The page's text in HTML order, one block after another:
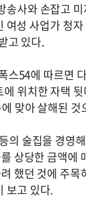
송사와 손잡고
여성 사업가 청
고 있다.
스54에 따르면
위치한 자택
맞아 살해된 것
의 술집을 경영
상당한 금액에
했던 것에 주목
보고 있다.